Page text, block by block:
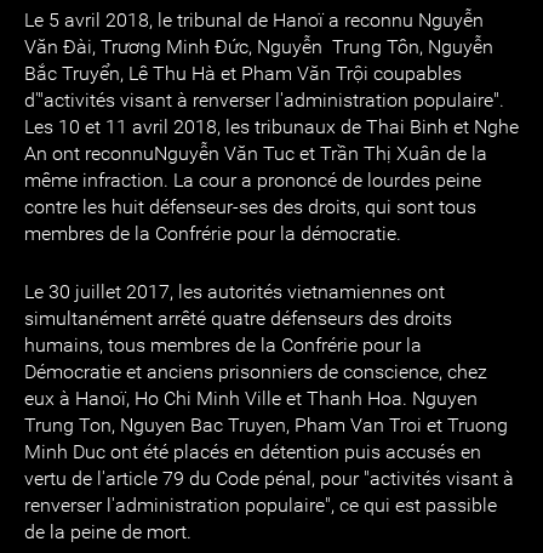
Le 5 avril 2018, le tribunal de Hanoï a reconnu Nguyễn
Văn Đài, Trương Minh Đức, Nguyễn Trung Tôn, Nguyễn
Bắc Truyển, Lê Thu Hà et Pham Văn Trội coupables
d'"activités visant à renverser l'administration populaire".
Les 10 et 11 avril 2018, les tribunaux de Thai Binh et Nghe
An ont reconnuNguyễn Văn Tuc et Trần Thị Xuân de la
même infraction. La cour a prononcé de lourdes peine
contre les huit défenseur-ses des droits, qui sont tous
membres de la Confrérie pour la démocratie.
Le 30 juillet 2017, les autorités vietnamiennes ont
simultanément arrêté quatre défenseurs des droits
humains, tous membres de la Confrérie pour la
Démocratie et anciens prisonniers de conscience, chez
eux à Hanoï, Ho Chi Minh Ville et Thanh Hoa. Nguyen
Trung Ton, Nguyen Bac Truyen, Pham Van Troi et Truong
Minh Duc ont été placés en détention puis accusés en
vertu de l'article 79 du Code pénal, pour "activités visant à
renverser l'administration populaire", ce qui est passible
de la peine de mort.